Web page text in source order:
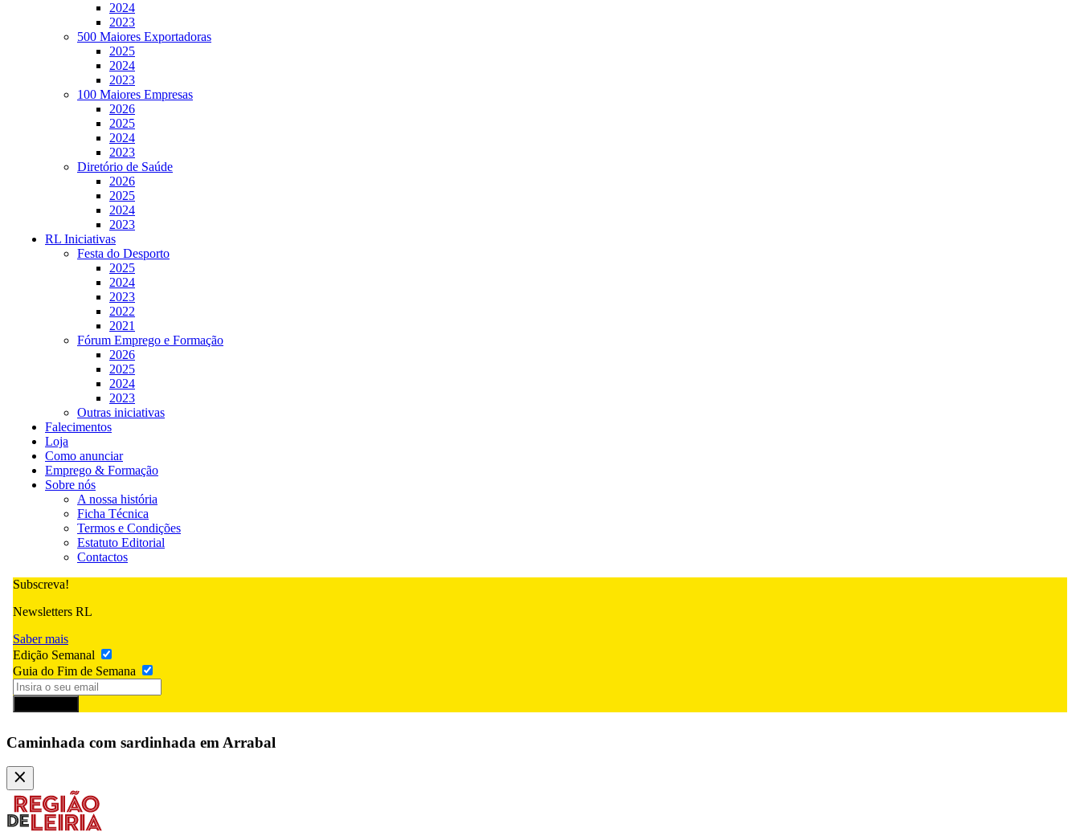
2024
2023
500 Maiores Exportadoras
2025
2024
2023
100 Maiores Empresas
2026
2025
2024
2023
Diretório de Saúde
2026
2025
2024
2023
RL Iniciativas
Festa do Desporto
2025
2024
2023
2022
2021
Fórum Emprego e Formação
2026
2025
2024
2023
Outras iniciativas
Falecimentos
Loja
Como anunciar
Emprego & Formação
Sobre nós
A nossa história
Ficha Técnica
Termos e Condições
Estatuto Editorial
Contactos
Subscreva!
Newsletters RL
Saber mais
Edição Semanal
Guia do Fim de Semana
Caminhada com sardinhada em Arrabal